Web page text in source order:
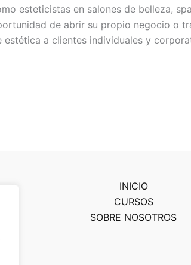
esteticistas en salones de belleza,
de abrir su propio negocio o
estética a clientes individuales y
INICIO
CURSOS
SOBRE NOSOTROS